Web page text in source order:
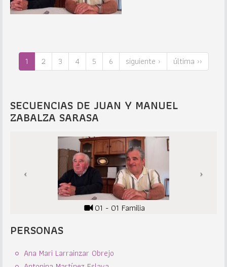
1 2 3 4 5 6 siguiente › última ››
SECUENCIAS DE JUAN Y MANUEL
ZABALZA SARASA
01 - 01 Familia
PERSONAS
Ana Mari Larrainzar Obrejo